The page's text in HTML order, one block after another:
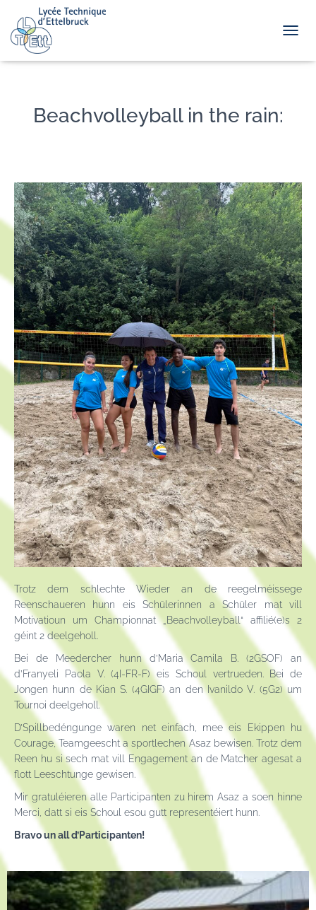
Beachvolleyball in the rain:
Trotz dem schlechte Wieder an de reegelméissege
Reenschaueren hunn eis Schülerinnen a Schüler mat vill
Motivatioun um Championnat „Beachvolleyball“ affilié(e)s 2
géint 2 deelgeholl.
Bei de Meedercher hunn d’Maria Camila B. (2GSOF) an
d’Franyeli Paola V. (4I-FR-F) eis Schoul vertrueden. Bei de
Jongen hunn de Kian S. (4GIGF) an den Ivanildo V. (5G2) um
Tournoi deelgeholl.
D’Spillbedéngunge waren net einfach, mee eis Ekippen hu
Courage, Teamgeescht a sportlechen Asaz bewisen. Trotz dem
Reen hu si sech mat vill Engagement an de Matcher agesat a
flott Leeschtunge gewisen.
Mir gratuléieren alle Participanten zu hirem Asaz a soen hinne
Merci, datt si eis Schoul esou gutt representéiert hunn.
Bravo un all d’Participanten!